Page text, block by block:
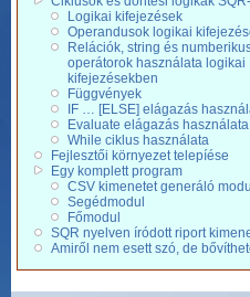
Logikai kifejezések
Operandusok logikai
Relációk, string és
operátorok használata logikai
kifejezésekben
Függvények
IF … [ELSE] elágazás
Evaluate elágazás használata
While ciklus használata
Fejlesztői környezet telepíése
Egy komplett program
CSV kimenetet generáló modul
Segédmodul
Főmodul
SQR nyelven íródott riport
Amiről nem esett szó, de